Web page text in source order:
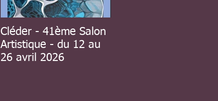
Cléder - 41ème Salon
Artistique - du 12 au
26 avril 2026